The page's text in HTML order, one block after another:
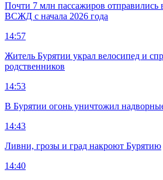
Почти 7 млн пассажиров отправились
ВСЖД с начала 2026 года
14:57
Житель Бурятии украл велосипед и
родственников
14:53
В Бурятии огонь уничтожил
14:43
Ливни, грозы и град накроют Бурятию
14:40